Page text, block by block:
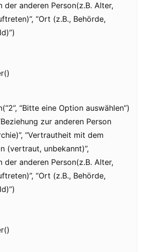
der anderen Person(z.B. Alter,
“Ort (z.B., Behörde,
“Bitte eine Option auswählen”)
zur anderen Person
“Vertrautheit mit dem
(vertraut, unbekannt)”,
der anderen Person(z.B. Alter,
“Ort (z.B., Behörde,